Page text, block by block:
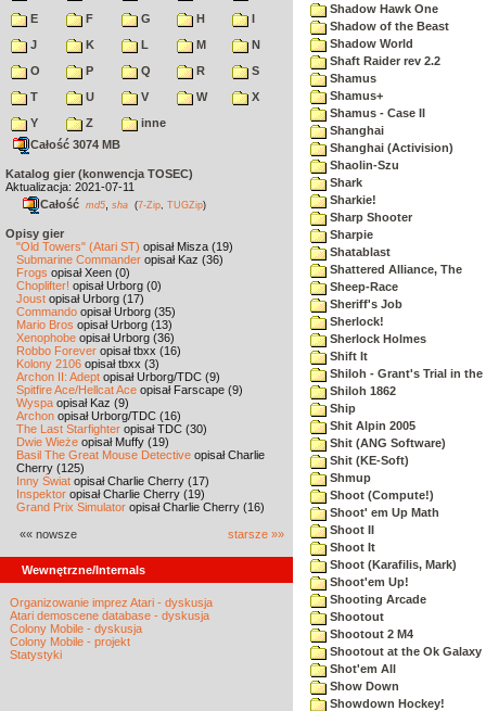
E
F G H
I
J
K L M
N
O
P Q R
S
T
U V W
X
Y
Z
inne
Całość 3074 MB
Katalog gier (konwencja TOSEC)
Aktualizacja: 2021-07-11
Całość md5 sha (7-Zip TUGZip)
Opisy gier
"Old Towers" (Atari ST) opisał Misza (19)
Submarine Commander opisał Kaz (36)
Frogs opisał Xeen (0)
Choplifter! opisał Urborg (0)
Joust opisał Urborg (17)
Commando opisał Urborg (35)
Mario Bros opisał Urborg (13)
Xenophobe opisał Urborg (36)
Robbo Forever opisał tbxx (16)
Kolony 2106 opisał tbxx (3)
Archon II: Adept opisał Urborg/TDC (9)
Spitfire Ace/Hellcat Ace opisał Farscape (9)
Wyspa opisał Kaz (9)
Archon opisał Urborg/TDC (16)
The Last Starfighter opisał TDC (30)
Dwie Wieże opisał Muffy (19)
Basil The Great Mouse Detective opisał Charlie
Cherry (125)
Inny Świat opisał Charlie Cherry (17)
Inspektor opisał Charlie Cherry (19)
Grand Prix Simulator opisał Charlie Cherry (16)
«« nowsze starsze »»
Wewnętrzne/Internals
Organizowanie imprez Atari - dyskusja
Atari demoscene database - dyskusja
Colony Mobile - dyskusja
Colony Mobile - projekt
Statystyki
Shadow Hawk One
Shadow of the Beast
Shadow World
Shaft Raider rev 2.2
Shamus
Shamus+
Shamus - Case II
Shanghai
Shanghai (Activision)
Shaolin-Szu
Shark
Sharkie!
Sharp Shooter
Sharpie
Shatablast
Shattered Alliance, The
Sheep-Race
Sheriff's Job
Sherlock!
Sherlock Holmes
Shift It
Shiloh - Grant's Trial in the
Shiloh 1862
Ship
Shit Alpin 2005
Shit (ANG Software)
Shit (KE-Soft)
Shmup
Shoot (Compute!)
Shoot' em Up Math
Shoot II
Shoot It
Shoot (Karafilis, Mark)
Shoot'em Up!
Shooting Arcade
Shootout
Shootout 2 M4
Shootout at the Ok Galaxy
Shot'em All
Show Down
Showdown Hockey!